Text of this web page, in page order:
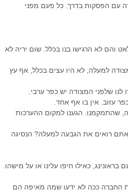
עם הפסקות בדרך. כל פעם מפני
לא הרגישו בנו בכלל. שום יריה לא
למעלה, לא היו עצים בכלל, אף עץ
שלפני המצודה יש כפר ערבי.
עזוב. אין בו אף אחד.
שהתמקמנו. הגענו למקום ההערכות
אתם רואים את הגבעה למעלה? הנסיגה
כאילו חיפו עלינו או על מישהו.
החברה ככה לא ידעו שמה מאיפה הם